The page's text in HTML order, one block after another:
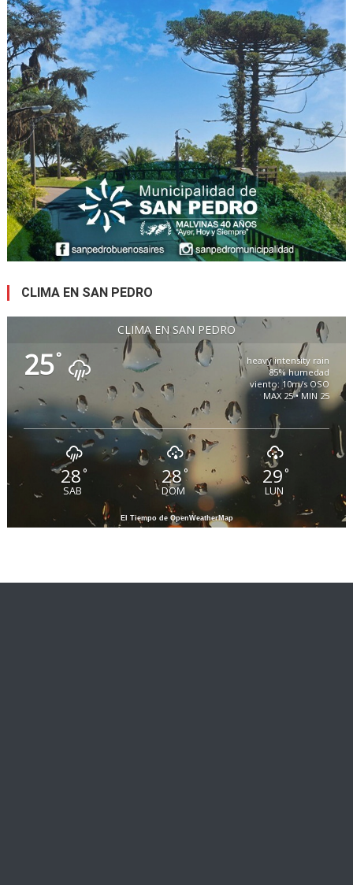
CLIMA EN SAN PEDRO
CLIMA EN SAN PEDRO
25°
heavy intensity rain
85% humedad
viento: 10m/s OSO
MAX 25 • MIN 25
28°
SAB
28 °
DOM
29°
LUN
El Tiempo de OpenWeatherMap